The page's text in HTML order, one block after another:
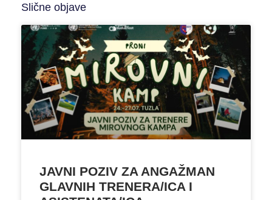
Slične objave
JAVNI POZIV ZA ANGAŽMAN
GLAVNIH TRENERA/ICA I